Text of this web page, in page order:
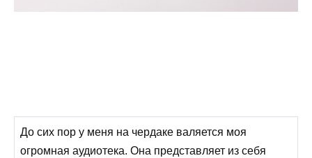
До сих пор у меня на чердаке валяется моя
огромная аудиотека. Она представляет из себя